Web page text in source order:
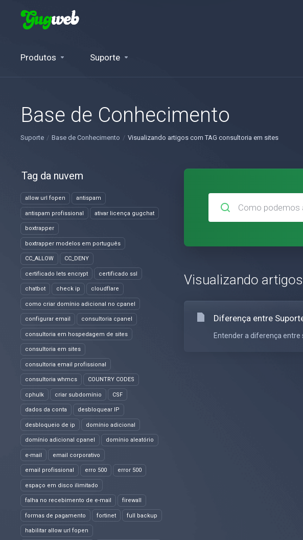
Produtos Suporte
Base de Conhecimento
Suporte Base de Conhecimento Visualizando artigos com TAG consultoria em sites
Tag da nuvem
allow url fopen antispam
antispam profissional ativar licença gugchat
boxtrapper
boxtrapper modelos em português
CC_ALLOW CC_DENY
certificado lets encrypt certificado ssl
chatbot check ip cloudflare
como criar domínio adicional no cpanel
configurar email consultoria cpanel
consultoria em hospedagem de sites
consultoria em sites
consultoria email profissional
consultoria whmcs COUNTRY CODES
cphulk criar subdomínio CSF
dados da conta desbloquear IP
desbloqueio de ip domínio adicional
domínio adicional cpanel domínio aleatório
e-mail email corporativo
email profissional erro 500 error 500
espaço em disco ilimitado
falha no recebimento de e-mail firewall
formas de pagamento fortinet full backup
habilitar allow url fopen
Visualizando
Diferença entre
Entender a diferença entre